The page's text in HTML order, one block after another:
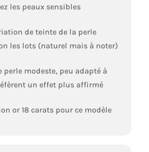
les peaux sensibles
de teinte de la perle
les lots (naturel mais à noter)
perle modeste, peu adapté à
un effet plus affirmé
or 18 carats pour ce modèle